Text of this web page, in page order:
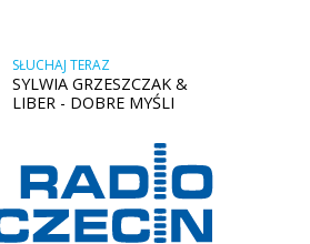
SŁUCHAJ TERAZ
SYLWIA GRZESZCZAK &
LIBER - DOBRE MYŚLI